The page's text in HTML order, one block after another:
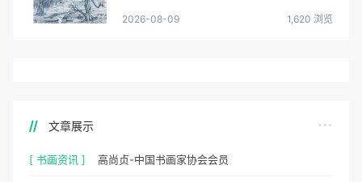
2026-08-09 1,620 浏览
文章展示
[ 书画资讯 ] 高尚贞-中国书画家协会会员